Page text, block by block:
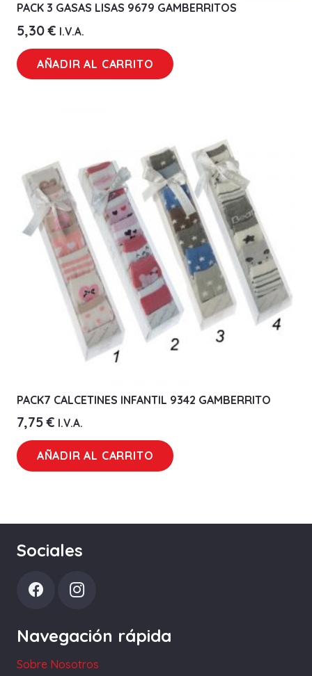
PACK 3 GASAS LISAS 9679 GAMBERRITOS
5,30€ I.V.A.
AÑADIR AL CARRITO
PACK7 CALCETINES INFANTIL 9342 GAMBERRITO
7,75€ I.V.A.
AÑADIR AL CARRITO
Sociales
Navegación rápida
Sobre Nosotros